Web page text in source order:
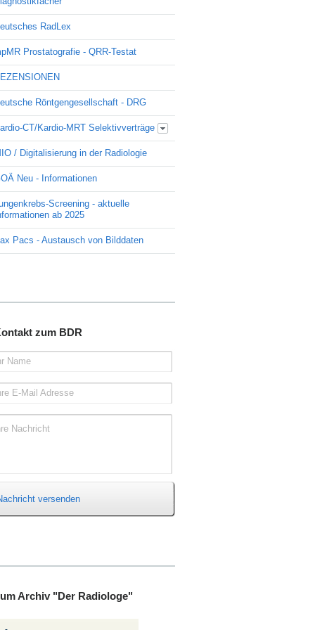
RadLex
Prostatografie - QRR-Testat
Röntgengesellschaft - DRG
CT/Kardio-MRT Selektivverträge
/ Digitalisierung in der Radiologie
Neu - Informationen
Screening - aktuelle
ab 2025
Pacs - Austausch von Bilddaten
zum BDR
Name
E-Mail Adresse
Nachricht
versenden
Archiv "Der Radiologe"